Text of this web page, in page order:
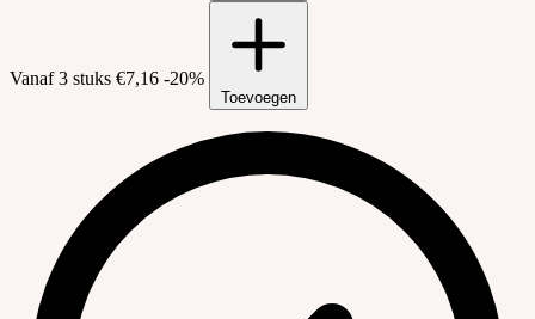
Vanaf 3 stuks €7,16 -20%
Toevoegen